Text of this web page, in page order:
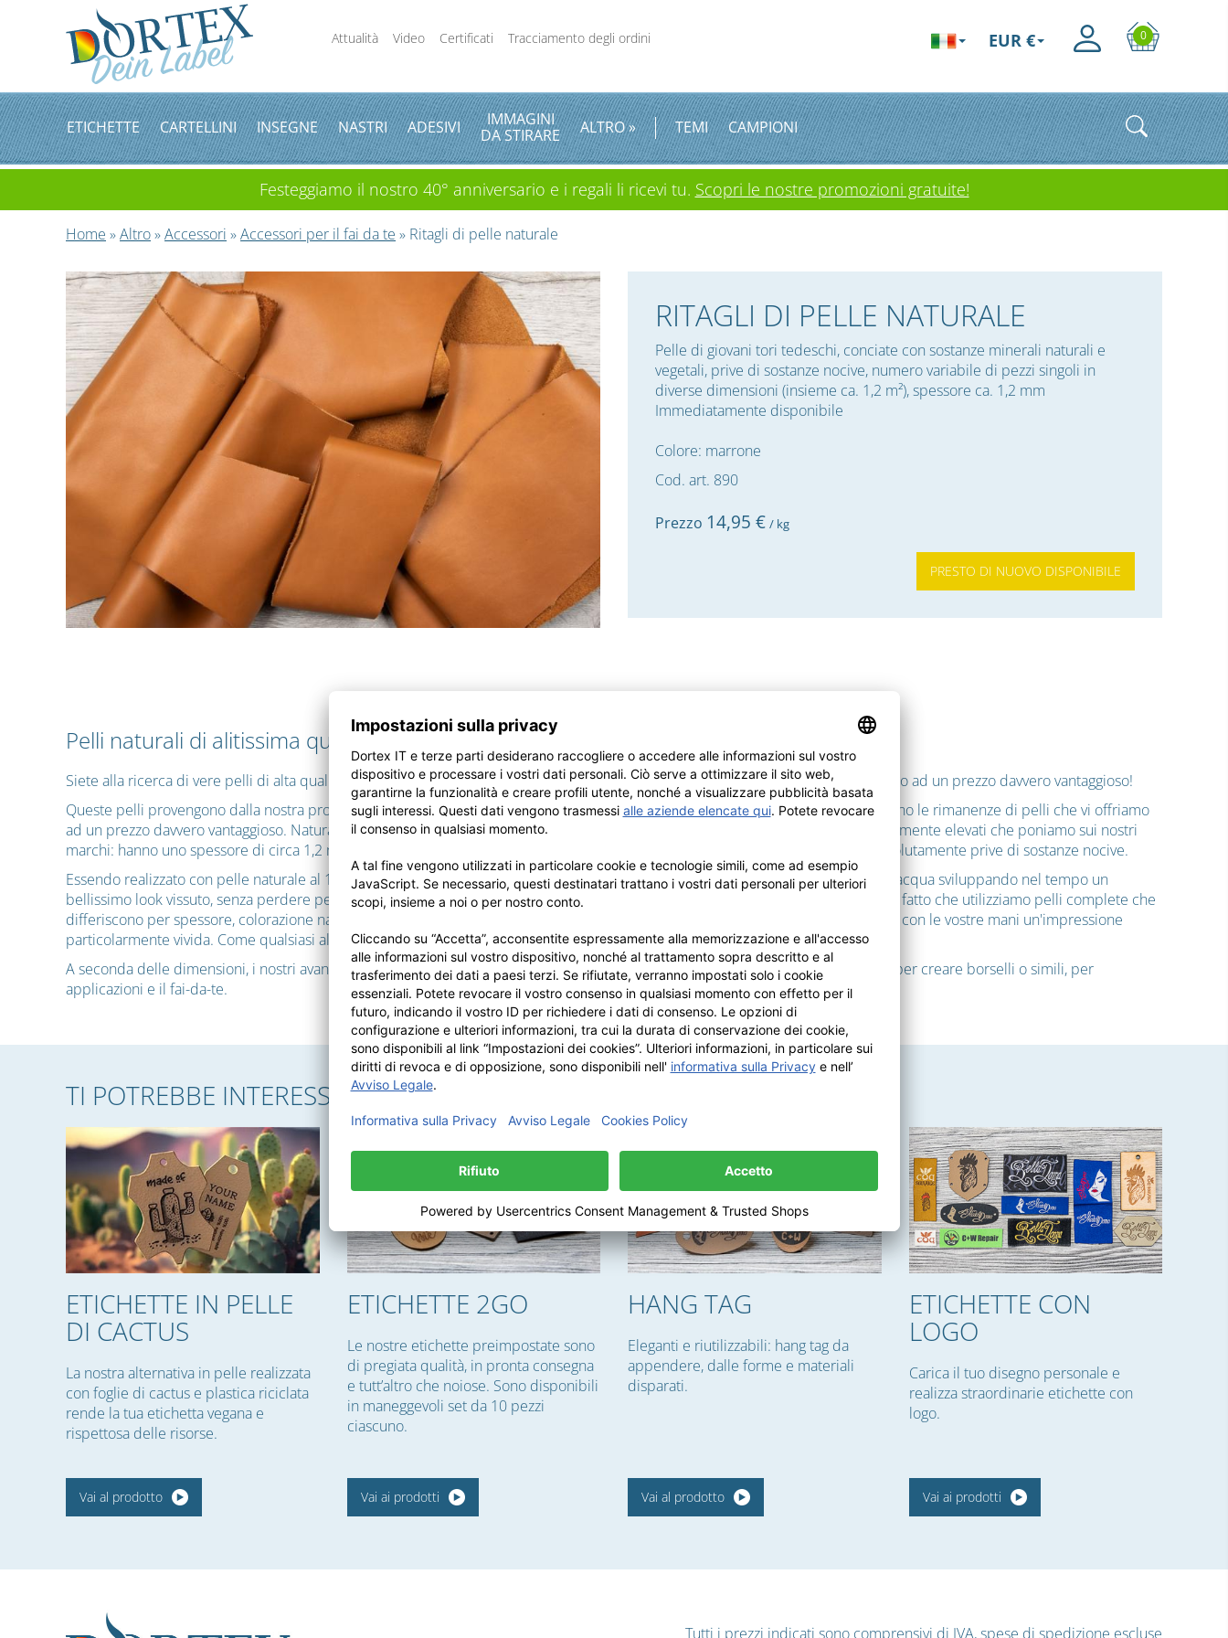
Attualità Video Certificati Tracciamento degli ordini 0
EUR €
ETICHETTE CARTELLINI INSEGNE NASTRI ADESIVI
IMMAGINI
DA STIRARE
ALTRO » TEMI CAMPIONI
Festeggiamo il nostro 40° anniversario e i regali li ricevi tu. Scopri le nostre promozioni gratuite!
Home »Altro»Accessori »Accessori per il fai da te » Ritagli di pelle naturale
RITAGLI DI PELLE NATURALE
Pelle di giovani tori tedeschi, conciate con sostanze minerali naturali e
vegetali, prive di sostanze nocive, numero variabile di pezzi singoli in
diverse dimensioni (insieme ca. 1,2 m²), spessore ca. 1,2 mm
Immediatamente disponibile
Colore: marrone
Cod. art. 890
Prezzo 14,95 € / kg
PRESTO DI NUOVO DISPONIBILE
Pelli naturali di alitissima qualità provenienti di giovane tori tedeschi – ritagli di pelle
Siete alla ricerca di vere pelli di alta qualità per realizzare da soli dei pezzi straordinari? Da noi troverete quello che state cercando ad un prezzo davvero vantaggioso!
Queste pelli provengono dalla nostra produzione Corinera, per la quale lavoriamo solo pezzi rettangolari. Ed ecco da dove derivano le rimanenze di pelli che vi offriamo
ad un prezzo davvero vantaggioso. Naturalmente, le pelli offerte soddisfano automaticamente gli stessi criteri di qualità particolarmente elevati che poniamo sui nostri
marchi: hanno uno spessore di circa 1,2 mm, sono conciate esclusivamente con sostanze minerali naturali e vegetali e quindi assolutamente prive di sostanze nocive.
Essendo realizzato con pelle naturale al 100 % di giovani tori tedeschi, il materiale reagisce alle influenze esterne come il sole o l'acqua sviluppando nel tempo un
bellissimo look vissuto, senza perdere però niente della sua qualità originale. Questa impressione è ulteriormente accentuata dal fatto che utilizziamo pelli complete che
differiscono per spessore, colorazione naturale e grana a seconda della zona del corpo dell'animale. Questo dà ai tesori realizzati con le vostre mani un'impressione
particolarmente vivida. Come qualsiasi altra pelle naturale, non è lavabile.
A seconda delle dimensioni, i nostri avanzi di pelle naturale sono adatti per essere cuciti ad esempio sul fondo di piccole borse, per creare borselli o simili, per
applicazioni e il fai-da-te.
TI POTREBBE INTERESSARE ANCHE
ETICHETTE IN PELLE
DI CACTUS
La nostra alternativa in pelle realizzata
con foglie di cactus e plastica riciclata
rende la tua etichetta vegana e
rispettosa delle risorse.
Vai al prodotto
ETICHETTE 2GO
Le nostre etichette preimpostate sono
di pregiata qualità, in pronta consegna
e tutt’altro che noiose. Sono disponibili
in maneggevoli set da 10 pezzi
ciascuno.
Vai ai prodotti
HANG TAG
Eleganti e riutilizzabili: hang tag da
appendere, dalle forme e materiali
disparati.
Vai al prodotto
ETICHETTE CON
LOGO
Carica il tuo disegno personale e
realizza straordinarie etichette con
logo.
Vai ai prodotti
Tutti i prezzi indicati sono comprensivi di IVA, spese di spedizione escluse